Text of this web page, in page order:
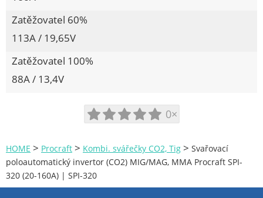
Kloubový skládací žebřík
Jednodílný žebřík
Řezné kotouče
Přís. pro přímé brusky
Aku horkovzdušné pistole
Aku sněhová fréza
Zatěžovatel 60%
113A / 19,65V
Zatěžovatel 100%
88A / 13,4V
0×
HOME > Procraft > Kombi. svářečky CO2, Tig > Svařovací
poloautomatický invertor (CO2) MIG/MAG, MMA Procraft SPI-
320 (20-160A) | SPI-320